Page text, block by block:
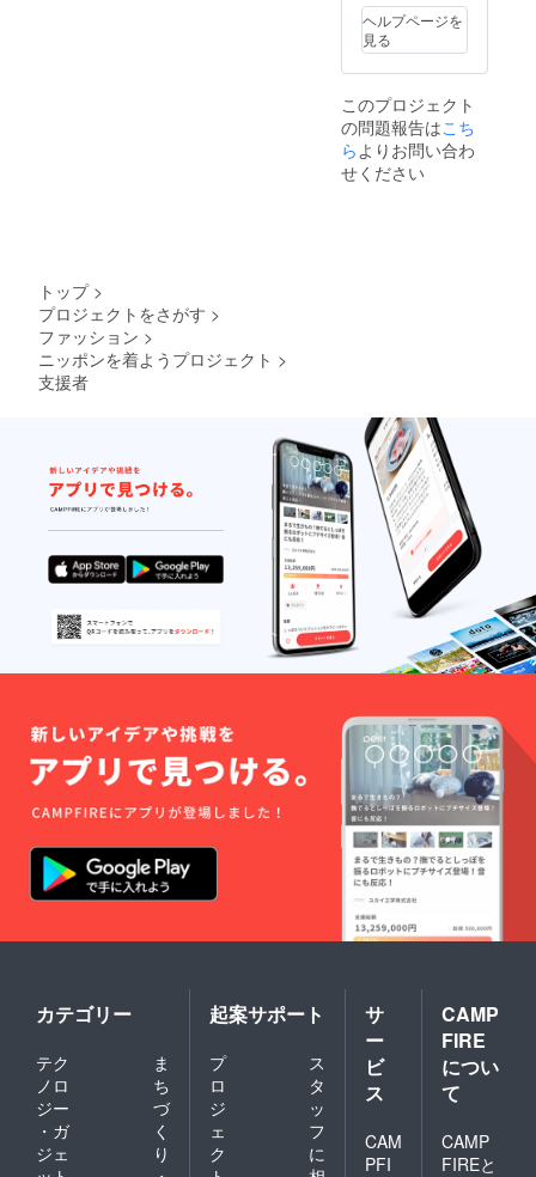
成し、
サンプ
ルを送
りま
正がな
ければ
税込み
4300円
【送料
しま
す。 ・
著作
権、肖
像権に
違反し
ないよ
うお願
いしま
す。 ・
エロ、
グロ、
武器、
犯罪に
お受け
できな
い場合
があり
ます。
・特定
の国、
地域、
民族、
誹謗中
ものは
作成で
きませ
ん。
ヘルプページを
見る
このプロジェクト
の問題報告はこち
らよりお問い合わ
せください
トップ >
プロジェクトをさがす >
ファッション >
ニッポンを着ようプロジェクト >
支援者
カテゴリー
テク
ノロ
ジー
・ガ
ジェ
ま
ち
づ
く
り
起案サポート
プ
ロ
ジ
ェ
ク
ス
タ
ッ
フ
に
サ
ー
ビ
ス
CAM
PFI
CAMP
FIRE
につい
て
CAMP
FIREと